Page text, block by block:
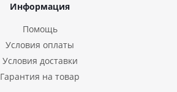
Информация
Помощь
Условия оплаты
Условия доставки
Гарантия на товар